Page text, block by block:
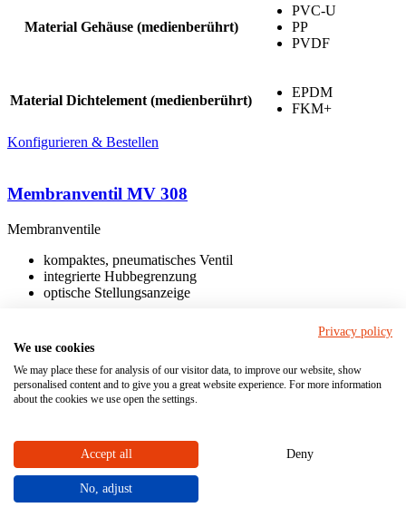
Material Gehäuse (medienberührt)
PVC-U
PP
PVDF
Material Dichtelement (medienberührt)
EPDM
FKM+
Konfigurieren & Bestellen
Membranventil MV 308
Membranventile
kompaktes, pneumatisches Ventil
integrierte Hubbegrenzung
optische Stellungsanzeige
Anschluss
Stutzen
Nennweite DN: 12 - 15
Material Gehäuse (medienberührt)
Privacy policy
We use cookies
We may place these for analysis of our visitor data, to improve our website, show
personalised content and to give you a great website experience. For more information
about the cookies we use open the settings.
Accept all Deny
No, adjust